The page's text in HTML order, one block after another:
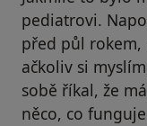
pediatrovi.
před půl rokem,
ačkoliv si
sobě říkal, že
něco, co